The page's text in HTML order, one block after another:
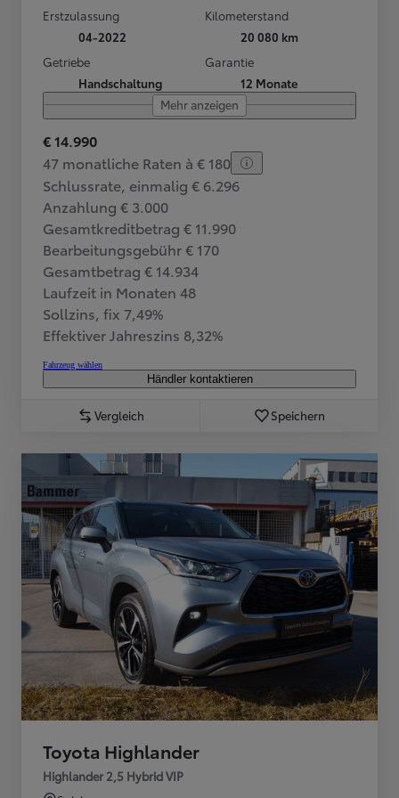
Erstzulassung
04-2022
Kilometerstand
20 080 km
Getriebe
Handschaltung
Garantie
12 Monate
Mehr anzeigen
€ 14.990
47 monatliche Raten à € 180
Schlussrate, einmalig € 6.296
Anzahlung € 3.000
Gesamtkreditbetrag € 11.990
Bearbeitungsgebühr € 170
Gesamtbetrag € 14.934
Laufzeit in Monaten 48
Sollzins, fix 7,49%
Effektiver Jahreszins 8,32%
Fahrzeug wählen
Händler kontaktieren
Vergleich Speichern
Toyota Highlander
Highlander 2,5 Hybrid VIP